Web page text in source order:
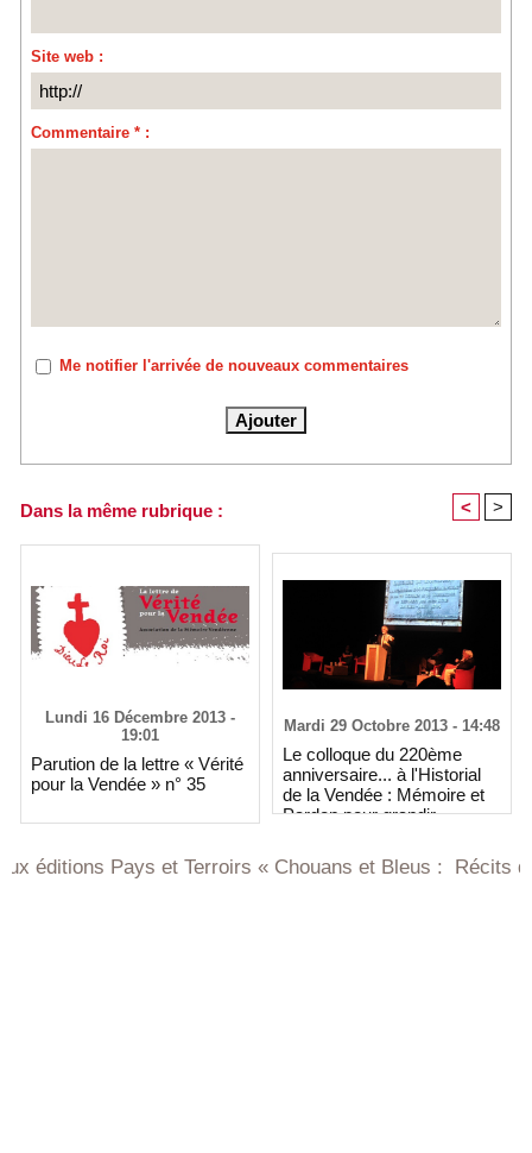
Site web :
Commentaire * :
Me notifier l'arrivée de nouveaux commentaires
Dans la même rubrique : < >
Lundi 16 Décembre 2013 -
19:01
Parution de la lettre « Vérité
pour la Vendée » n° 35
Mardi 29 Octobre 2013 - 14:48
Le colloque du 220ème
anniversaire... à l'Historial
de la Vendée : Mémoire et
Pardon pour grandir
Pays et Terroirs « Chouans et Bleus : Récits de